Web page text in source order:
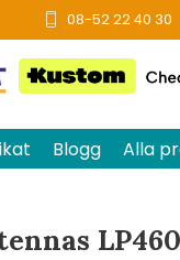
08-52 22 40 30
Blogg Alla
0 betyg.